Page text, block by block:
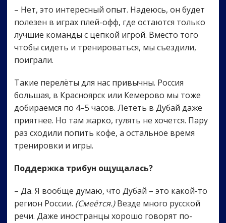
– Нет, это интересный опыт. Надеюсь, он будет
полезен в играх плей-офф, где остаются только
лучшие команды с цепкой игрой. Вместо того
чтобы сидеть и тренироваться, мы съездили,
поиграли.
Такие перелёты для нас привычны. Россия
большая, в Красноярск или Кемерово мы тоже
добираемся по 4–5 часов. Лететь в Дубай даже
приятнее. Но там жарко, гулять не хочется. Пару
раз сходили попить кофе, а остальное время
тренировки и игры.
Поддержка трибун ощущалась?
– Да. Я вообще думаю, что Дубай – это какой-то
регион России. (Смеётся.)Везде много русской
речи. Даже иностранцы хорошо говорят по-